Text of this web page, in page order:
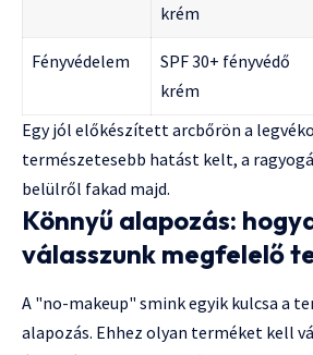
krém
Fényvédelem
SPF 30+ fényvédő
krém
Egy jól előkészített arcbőrön a
természetesebb hatást kelt, a
belülről fakad majd.
Könnyű alapozás:
válasszunk megfelelő
A "no-makeup" smink egyik kulcsa a
alapozás. Ehhez olyan terméket kell